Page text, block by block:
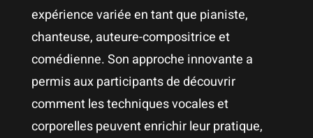
expérience variée en tant que pianiste,
chanteuse, auteure-compositrice et
comédienne. Son approche innovante a
permis aux participants de découvrir
comment les techniques vocales et
corporelles peuvent enrichir leur pratique,